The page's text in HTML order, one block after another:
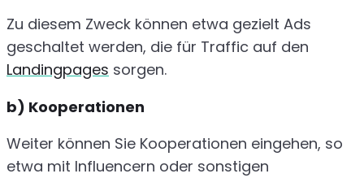
Zu diesem Zweck können etwa gezielt Ads
geschaltet werden, die für Traffic auf den
Landingpages sorgen.
b) Kooperationen
Weiter können Sie Kooperationen eingehen, so
etwa mit Influencern oder sonstigen